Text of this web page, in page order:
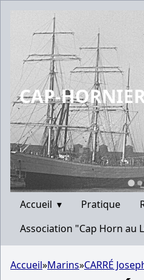
CAP-
Accueil ▾ Pratique
Association "Cap Horn au
Accueil»Marins»CARRÉ